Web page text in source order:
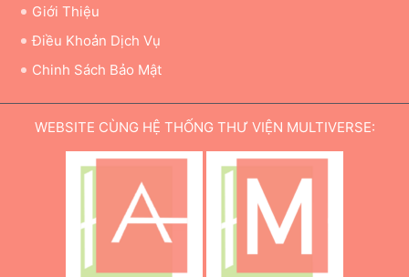
Giới Thiệu
Điều Khoản Dịch Vụ
Chinh Sách Bảo Mật
WEBSITE CÙNG HỆ THỐNG THƯ VIỆN MULTIVERSE: